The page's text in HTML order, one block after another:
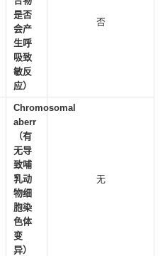
是否
会产
生呼
吸致
敏反
应）
否
Chromosomal
aberr
（有
无导
致哺
乳动
物细
胞染
色体
变
异）
无